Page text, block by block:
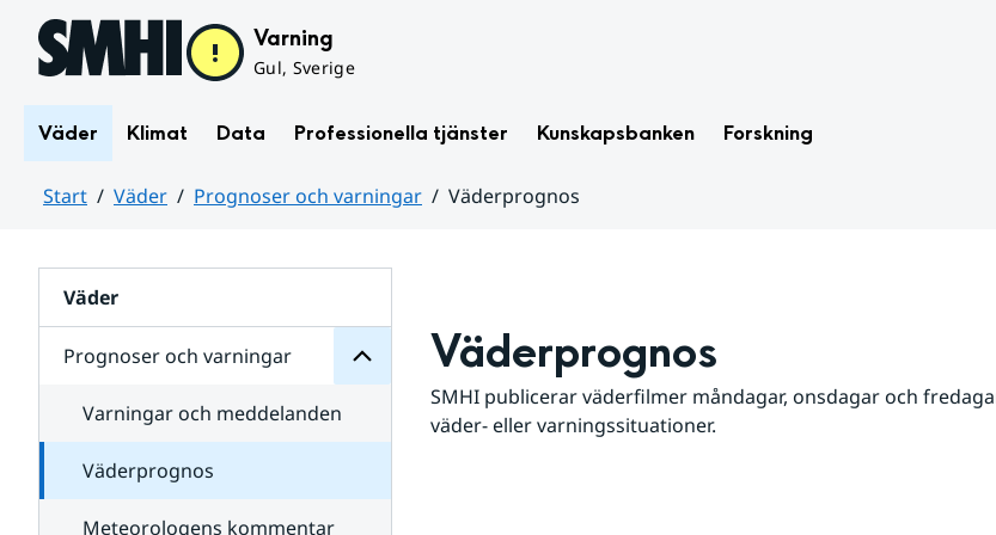
Hoppa till sidans innehåll Varning
Gul, Sverige
Väder Klimat Data Professionella tjänster Kunskapsbanken Forskning
Start Väder Prognoser och varningar
Väderprognos
Väder
Prognoser och varningar
för
varningar
Varningar och meddelanden
Väderprognos
Meteorologens kommentar
Väderprognos
SMHI publicerar väderfilmer måndagar, onsdagar och
väder- eller varningssituationer.